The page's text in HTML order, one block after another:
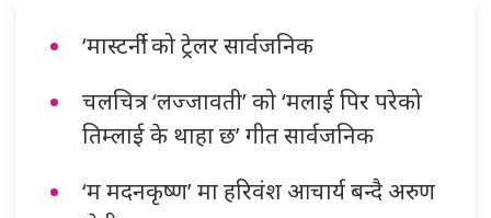
‘मास्टर्नी’ को ट्रेलर सार्वजनिक
चलचित्र ‘लज्जावती’ को ‘मलाई पिर परेको
तिम्लाई के थाहा छ’ गीत सार्वजनिक
‘म मदनकृष्ण’ मा हरिवंश आचार्य बन्दै अरुण